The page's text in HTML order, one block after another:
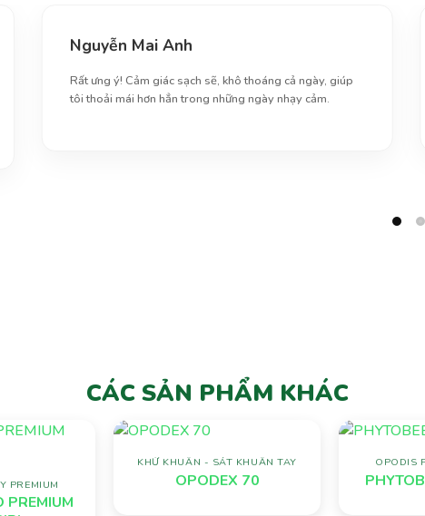
Nguyễn Mai Anh
Rất ưng ý! Cảm giác sạch sẽ, khô thoáng cả ngày, giúp
tôi thoải mái hơn hẳn trong những ngày nhạy cảm.
CÁC SẢN PHẨM KHÁC
wishlist
PREMIUM
PREMIUM
Add to
KHỬ KHUẨN - SÁT KHUẨN TAY
OPODEX 70
OPODIS